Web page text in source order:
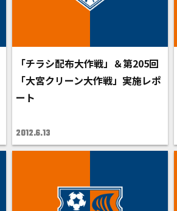
「チラシ配布大作戦」＆第205回
「大宮クリーン大作戦」実施レポ
ート
2012.6.13